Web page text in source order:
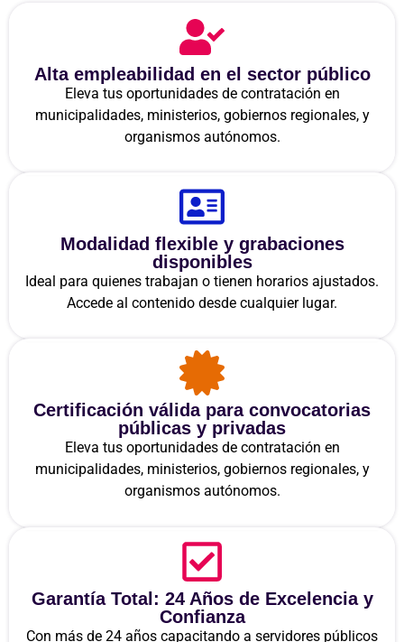
Alta empleabilidad en el sector público
Eleva tus oportunidades de contratación en
municipalidades, ministerios, gobiernos regionales, y
organismos autónomos.
Modalidad flexible y grabaciones
disponibles
Ideal para quienes trabajan o tienen horarios ajustados.
Accede al contenido desde cualquier lugar.
Certificación válida para convocatorias
públicas y privadas
Eleva tus oportunidades de contratación en
municipalidades, ministerios, gobiernos regionales, y
organismos autónomos.
Garantía Total: 24 Años de Excelencia y
Confianza
Con más de 24 años capacitando a servidores públicos